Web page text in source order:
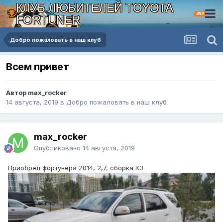
КЛУБ ЛЮБИТЕЛЕЙ TOYOTA
FORTUNER
4X4
Добро пожаловать в наш клуб
Всем привет
Автор max_rocker
14 августа, 2019 в Добро пожаловать в наш клуб
max_rocker
Опубликовано 14 августа, 2019
Приобрел фортунера 2014, 2,7, сборка КЗ